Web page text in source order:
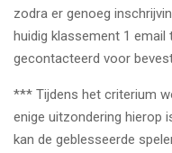
zodra er genoeg
huidig klassement 1
gecontacteerd voor
*** Tijdens het criterium
enige uitzondering hierop
kan de geblesseerde